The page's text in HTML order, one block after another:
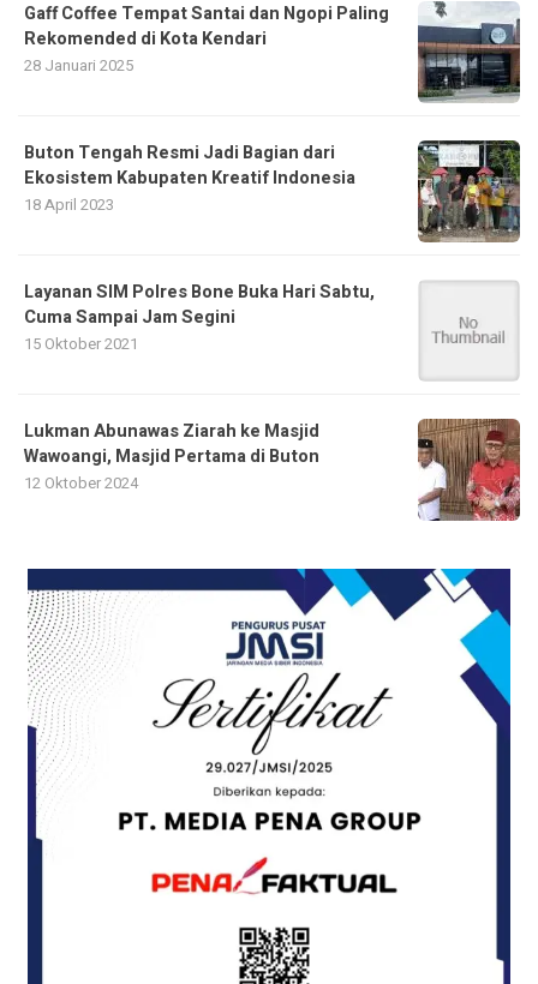
Gaff Coffee Tempat Santai dan Ngopi Paling
Rekomended di Kota Kendari
28 Januari 2025
Buton Tengah Resmi Jadi Bagian dari
Ekosistem Kabupaten Kreatif Indonesia
18 April 2023
Layanan SIM Polres Bone Buka Hari Sabtu,
Cuma Sampai Jam Segini
15 Oktober 2021
Lukman Abunawas Ziarah ke Masjid
Wawoangi, Masjid Pertama di Buton
12 Oktober 2024